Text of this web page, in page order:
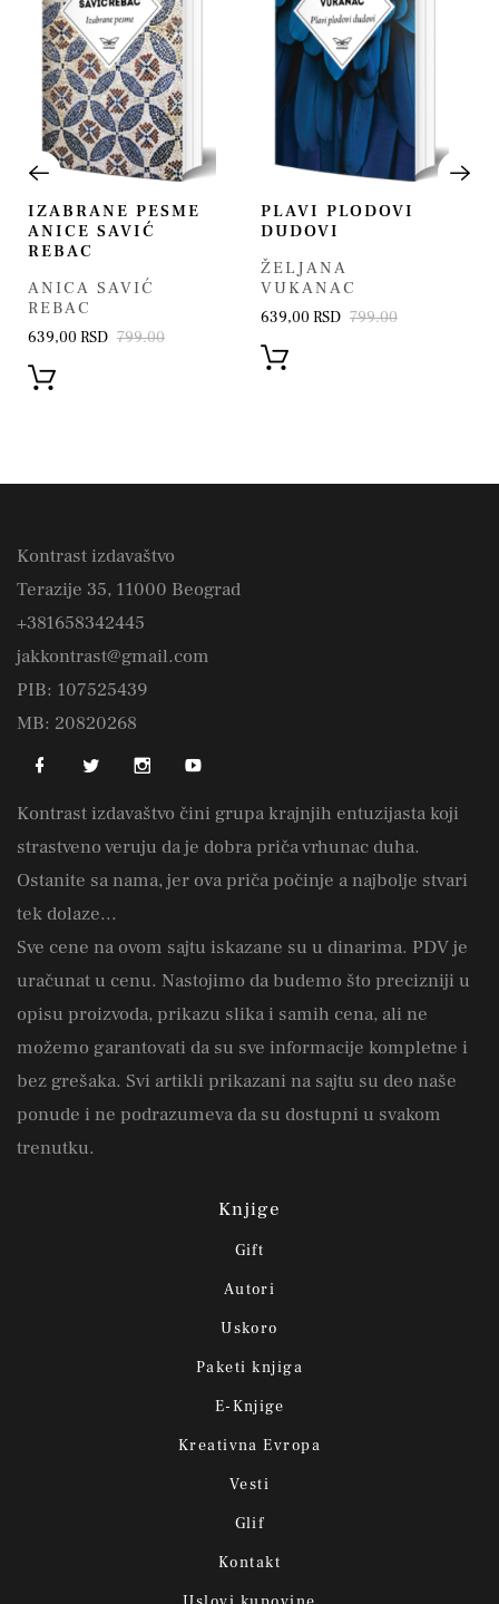
IZABRANE PESME
ANICE SAVIĆ
REBAC
ANICA SAVIĆ
REBAC
639,00 RSD 799.00
PLAVI PLODOVI
DUDOVI
ŽELJANA
VUKANAC
639,00 RSD 799.00
Kontrast izdavaštvo
Terazije 35, 11000 Beograd
+381658342445
jakkontrast@gmail.com
PIB: 107525439
MB: 20820268
Kontrast izdavaštvo čini grupa krajnjih entuzijasta koji
strastveno veruju da je dobra priča vrhunac duha.
Ostanite sa nama, jer ova priča počinje a najbolje stvari
tek dolaze...
Sve cene na ovom sajtu iskazane su u dinarima. PDV je
uračunat u cenu. Nastojimo da budemo što precizniji u
opisu proizvoda, prikazu slika i samih cena, ali ne
možemo garantovati da su sve informacije kompletne i
bez grešaka. Svi artikli prikazani na sajtu su deo naše
ponude i ne podrazumeva da su dostupni u svakom
trenutku.
Knjige
Gift
Autori
Uskoro
Paketi knjiga
E-Knjige
Kreativna Evropa
Vesti
Glif
Kontakt